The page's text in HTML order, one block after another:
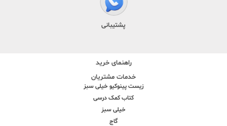
پشتیبانی
راهنمای خرید
خدمات مشتریان
زیست پینوکیو خیلی سبز
کتاب کمک درسی
خیلی سبز
گاج